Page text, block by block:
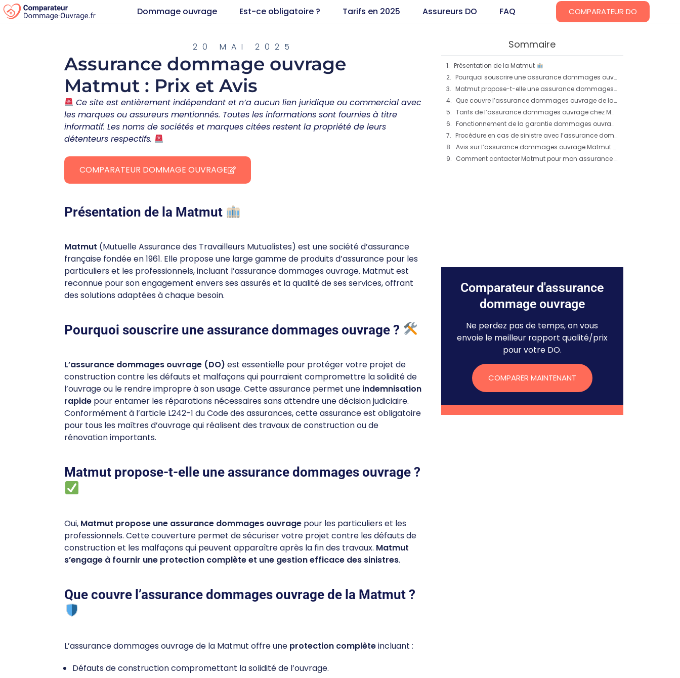
Dommage ouvrage Est-ce obligatoire ? Tarifs en 2025 Assureurs DO FAQ COMPARATEUR DO
20 MAI 2025
Assurance dommage ouvrage
Matmut : Prix et Avis
Ce site est entièrement indépendant et n’a aucun lien juridique ou commercial avec
les marques ou assureurs mentionnés. Toutes les informations sont fournies à titre
informatif. Les noms de sociétés et marques citées restent la propriété de leurs
détenteurs respectifs.
COMPARATEUR DOMMAGE OUVRAGE
Présentation de la Matmut
Matmut (Mutuelle Assurance des Travailleurs Mutualistes) est une société d’assurance
française fondée en 1961. Elle propose une large gamme de produits d’assurance pour les
particuliers et les professionnels, incluant l’assurance dommages ouvrage. Matmut est
reconnue pour son engagement envers ses assurés et la qualité de ses services, offrant
des solutions adaptées à chaque besoin.
Pourquoi souscrire une assurance dommages ouvrage ?
L’assurance dommages ouvrage (DO) est essentielle pour protéger votre projet de
construction contre les défauts et malfaçons qui pourraient compromettre la solidité de
l’ouvrage ou le rendre impropre à son usage. Cette assurance permet une indemnisation
rapide pour entamer les réparations nécessaires sans attendre une décision judiciaire.
Conformément à l’article L242-1 du Code des assurances, cette assurance est obligatoire
pour tous les maîtres d’ouvrage qui réalisent des travaux de construction ou de
rénovation importants.
Matmut propose-t-elle une assurance dommages ouvrage ?
Oui, Matmut propose une assurance dommages ouvrage pour les particuliers et les
professionnels. Cette couverture permet de sécuriser votre projet contre les défauts de
construction et les malfaçons qui peuvent apparaître après la fin des travaux. Matmut
s’engage à fournir une protection complète et une gestion efficace des sinistres.
Que couvre l’assurance dommages ouvrage de la Matmut ?
L’assurance dommages ouvrage de la Matmut offre une protection complèteincluant :
Défauts de construction compromettant la solidité de l’ouvrage.
Sommaire
Présentation de la Matmut
Pourquoi souscrire une assurance dommages ouvrage ?
Matmut propose-t-elle une assurance dommages ouvrage ?
Que couvre l’assurance dommages ouvrage de la Matmut ?
Tarifs de l’assurance dommages ouvrage chez Matmut
Fonctionnement de la garantie dommages ouvrage chez Matmut
Procédure en cas de sinistre avec l’assurance dommages ouvrage Matmut
Avis sur l’assurance dommages ouvrage Matmut
Comment contacter Matmut pour mon assurance dommages ouvrage ?
Comparateur d'assurance
dommage ouvrage
Ne perdez pas de temps, on vous
envoie le meilleur rapport qualité/prix
pour votre DO.
COMPARER MAINTENANT